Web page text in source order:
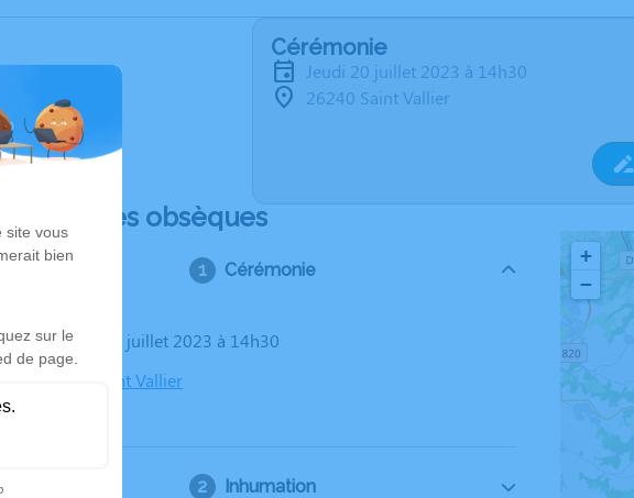
Cérémonie
jeudi 20 juillet 2023 à 14h30
26240 Saint Vallier
Déroulé des obsèques
Cérémonie
Le jeudi 20 juillet 2023 à 14h30
26240 Saint Vallier
Inhumation
+
−